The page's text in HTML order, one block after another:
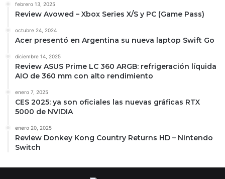
febrero 13, 2025
Review Avowed – Xbox Series X/S y PC (Game Pass)
octubre 24, 2024
Acer presentó en Argentina su nueva laptop Swift Go
diciembre 14, 2025
Review ASUS Prime LC 360 ARGB: refrigeración líquida
AIO de 360 mm con alto rendimiento
enero 7, 2025
CES 2025: ya son oficiales las nuevas gráficas RTX
5000 de NVIDIA
enero 20, 2025
Review Donkey Kong Country Returns HD – Nintendo
Switch